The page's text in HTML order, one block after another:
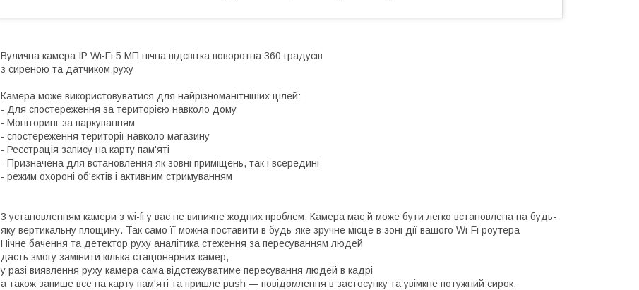
Вулична камера IP Wi-Fi 5 МП нічна підсвітка поворотна 360 градусів
з сиреною та датчиком руху
Камера може використовуватися для найрізноманітніших цілей:
- Для спостереження за територією навколо дому
- Моніторинг за паркуванням
- спостереження території навколо магазину
- Реєстрація запису на карту пам'яті
- Призначена для встановлення як зовні приміщень, так і всередині
- режим охороні об'єктів і активним стримуванням
З установленням камери з wi-fi у вас не виникне жодних проблем. Камера має й може бути легко встановлена на будь-
яку вертикальну площину. Так само її можна поставити в будь-яке зручне місце в зоні дії вашого Wi-Fi роутера
Нічне бачення та детектор руху аналітика стеження за пересуванням людей
дасть змогу замінити кілька стаціонарних камер,
у разі виявлення руху камера сама відстежуватиме пересування людей в кадрі
а також запише все на карту пам'яті та пришле push — повідомлення в застосунку та увімкне потужний сирок.